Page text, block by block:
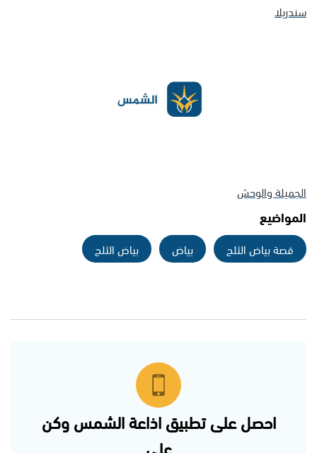
سندريلا
الجميلة والوحش
المواضيع
قصة بياض الثلج بياض بياض الثلج
احصل على تطبيق اذاعة الشمس وكن
على